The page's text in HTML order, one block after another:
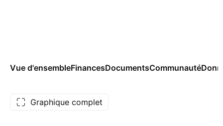
Vue d'ensembleFinancesDocumentsCommunauté
Graphique complet